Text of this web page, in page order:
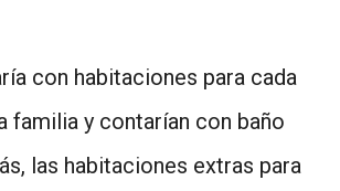
con habitaciones para cada
familia y contarían con baño
las habitaciones extras para